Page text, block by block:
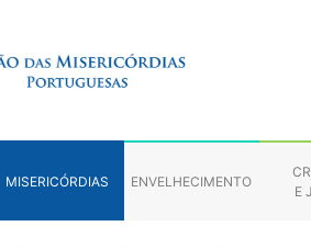
MISERICÓRDIAS ENVELHECIMENTO
E